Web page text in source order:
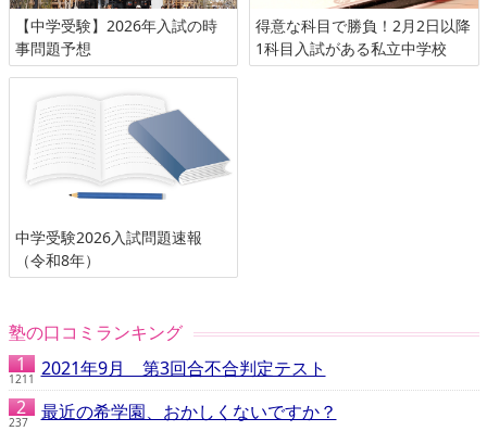
【中学受験】2026年入試の時
事問題予想
得意な科目で勝負！2月2日以降
1科目入試がある私立中学校
中学受験2026入試問題速報
（令和8年）
塾の口コミランキング
1211 2021年9月 第3回合不合判定テスト
237 最近の希学園、おかしくないですか？